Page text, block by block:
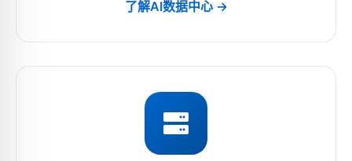
了解AI数据中心 →